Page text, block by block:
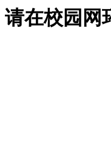
请在校园网